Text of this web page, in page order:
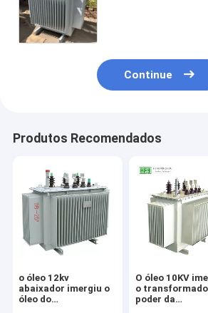
Continue
Produtos Recomendados
o óleo 12kv
abaixador imergiu o
óleo do
O óleo 10KV
o
poder da